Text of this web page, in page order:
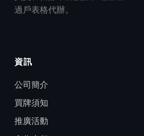
過戶表格代辦。
資訊
公司簡介
買牌須知
推廣活動